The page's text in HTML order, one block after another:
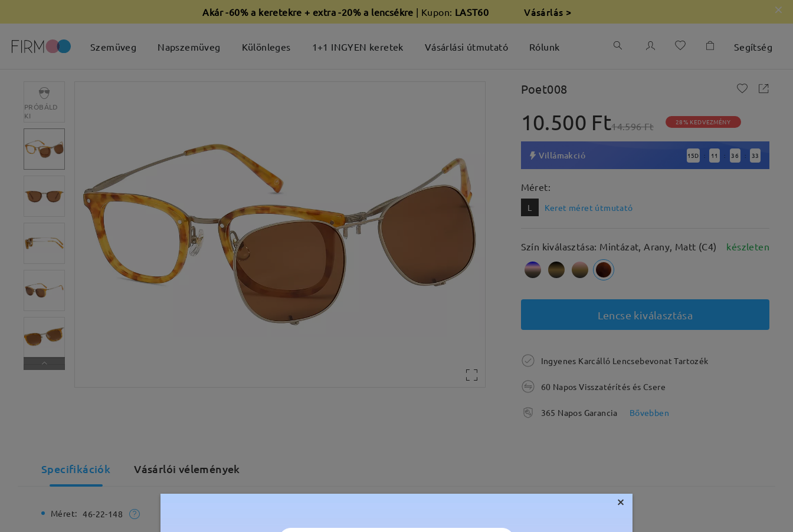
Akár -60% a keretekre + extra -20% a lencsékre | Kupon: LAST60 Vásárlás >
Szemüveg Napszemüveg Különleges 1+1 INGYEN keretek Vásárlási útmutató Rólunk Segítség
PRÓBÁLD
KI
Poet008
10.500 Ft14.596 Ft 28% KEDVEZMÉNY
Villámakció 15D : 11 : 36 : 32
Méret:
L Keret méret útmutató
Szín kiválasztása: Mintázat, Arany, Matt (C4) készleten
Lencse kiválasztása
Ingyenes Karcálló Lencsebevonat Tartozék
60 Napos Visszatérítés és Csere
365 Napos Garancia Bővebben
Specifikációk Vásárlói vélemények
Méret: 46-22-148
×